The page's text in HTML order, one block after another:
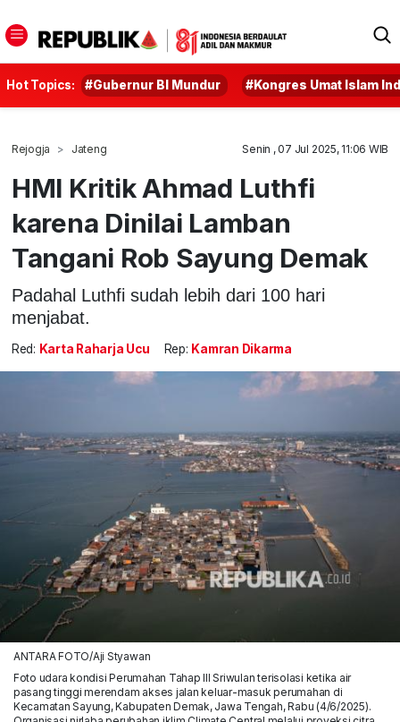
Hot Topics: #Gubernur BI Mundur #Kongres Umat Islam
Rejogja Jateng Senin , 07 Jul 2025, 11:06 WIB
HMI Kritik Ahmad Luthfi
karena Dinilai Lamban
Tangani Rob Sayung Demak
Padahal Luthfi sudah lebih dari 100 hari
menjabat.
Red: Karta Raharja Ucu Rep: Kamran Dikarma
ANTARA FOTO/Aji Styawan
Foto udara kondisi Perumahan Tahap III Sriwulan terisolasi ketika air
pasang tinggi merendam akses jalan keluar-masuk perumahan di
Kecamatan Sayung, Kabupaten Demak, Jawa Tengah, Rabu (4/6/2025).